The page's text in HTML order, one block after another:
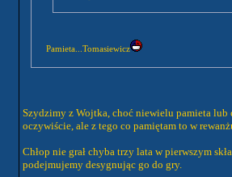
Pamieta...Tomasiewicz
Szydzimy z Wojtka, choć niewielu pamieta lub
oczywiście, ale z tego co pamiętam to w
Chłop nie grał chyba trzy lata w pierwszym
podejmujemy desygnując go do gry.